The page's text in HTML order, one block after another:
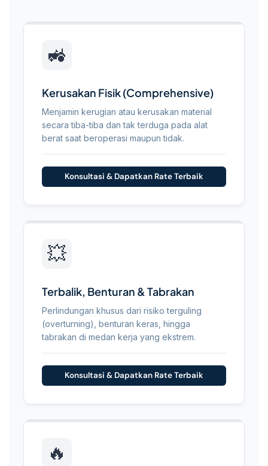
Keunggulan
Perlindungan
Berat
🚜
Kerusakan Fisik (Comprehensive)
Menjamin kerugian atau kerusakan material
secara tiba-tiba dan tak terduga pada alat
berat saat beroperasi maupun tidak.
Konsultasi & Dapatkan Rate Terbaik
💥
Terbalik, Benturan & Tabrakan
Perlindungan khusus dari risiko terguling
(overturning), benturan keras, hingga
tabrakan di medan kerja yang ekstrem.
Konsultasi & Dapatkan Rate Terbaik
🔥